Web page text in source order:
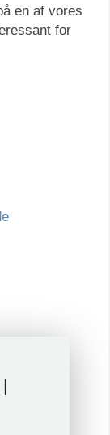
en af vores
for